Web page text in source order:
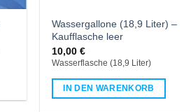
Wassergallone (18,9 Liter) –
Kaufflasche leer
10,00€
Wasserflasche (18,9 Liter)
IN DEN WARENKORB